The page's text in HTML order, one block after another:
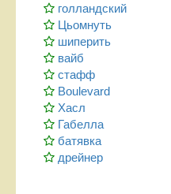
голландский
Цьомнуть
шиперить
вайб
стафф
Boulevard
Хасл
Габелла
батявка
дрейнер